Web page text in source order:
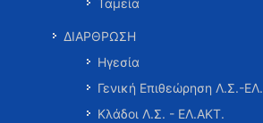
Ταμεία
ΔΙΑΡΘΡΩΣΗ
Ηγεσία
Γενική Επιθεώρηση Λ.Σ.-
Κλάδοι Λ.Σ. - ΕΛ.ΑΚΤ.